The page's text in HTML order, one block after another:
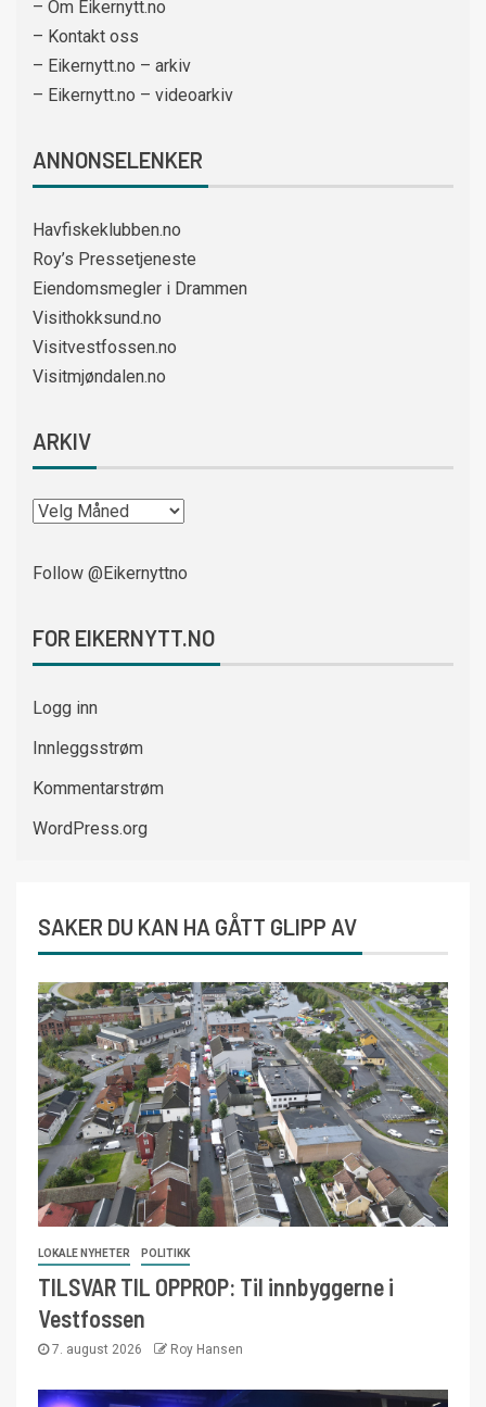
– Om Eikernytt.no
– Kontakt oss
– Eikernytt.no – arkiv
– Eikernytt.no – videoarkiv
ANNONSELENKER
Havfiskeklubben.no
Roy’s Pressetjeneste
Eiendomsmegler i Drammen
Visithokksund.no
Visitvestfossen.no
Visitmjøndalen.no
ARKIV
Follow @Eikernyttno
FOR EIKERNYTT.NO
Logg inn
Innleggsstrøm
Kommentarstrøm
WordPress.org
SAKER DU KAN HA GÅTT GLIPP AV
LOKALE NYHETER POLITIKK
TILSVAR TIL OPPROP: Til innbyggerne i
Vestfossen
7. august 2026 Roy Hansen